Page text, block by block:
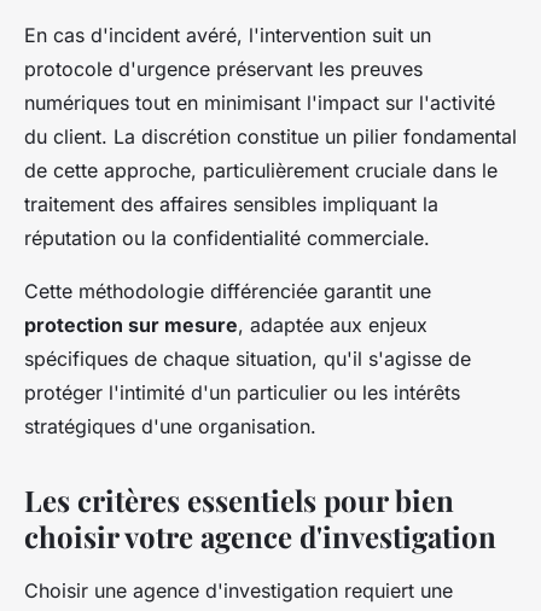
En cas d'incident avéré, l'intervention suit un
protocole d'urgence préservant les preuves
numériques tout en minimisant l'impact sur l'activité
du client. La discrétion constitue un pilier fondamental
de cette approche, particulièrement cruciale dans le
traitement des affaires sensibles impliquant la
réputation ou la confidentialité commerciale.
Cette méthodologie différenciée garantit une
protection sur mesure, adaptée aux enjeux
spécifiques de chaque situation, qu'il s'agisse de
protéger l'intimité d'un particulier ou les intérêts
stratégiques d'une organisation.
Les critères essentiels pour bien
choisir votre agence d'investigation
Choisir une agence d'investigation requiert une